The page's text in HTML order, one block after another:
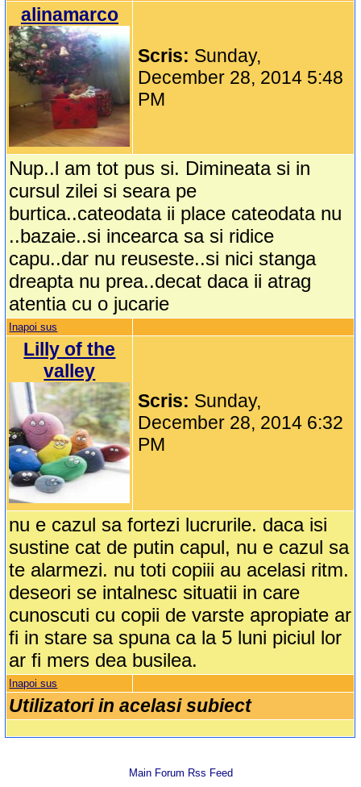
alinamarco
Scris: Sunday,
December 28, 2014 5:48
PM
Nup..l am tot pus si. Dimineata si in
cursul zilei si seara pe
burtica..cateodata ii place cateodata nu
..bazaie..si incearca sa si ridice
capu..dar nu reuseste..si nici stanga
dreapta nu prea..decat daca ii atrag
atentia cu o jucarie
Inapoi sus
Lilly of the
valley
Scris: Sunday,
December 28, 2014 6:32
PM
nu e cazul sa fortezi lucrurile. daca isi
sustine cat de putin capul, nu e cazul sa
te alarmezi. nu toti copiii au acelasi ritm.
deseori se intalnesc situatii in care
cunoscuti cu copii de varste apropiate ar
fi in stare sa spuna ca la 5 luni piciul lor
ar fi mers dea busilea.
Inapoi sus
Utilizatori in acelasi subiect
Main Forum Rss Feed